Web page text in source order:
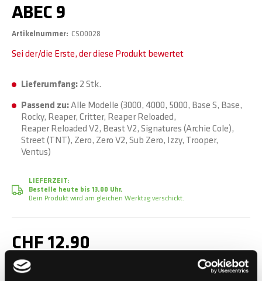
ABEC 9
Artikelnummer CSO0028
Sei der/die Erste, der diese Produkt bewertet
Lieferumfang: 2 Stk.
Passend zu:Alle Modelle (3000, 4000, 5000, Base S, Base,
Rocky, Reaper, Critter, Reaper Reloaded,
Reaper Reloaded V2, Beast V2, Signatures (Archie Cole),
Street (TNT), Zero, Zero V2, Sub Zero, Izzy, Trooper,
Ventus)
LIEFERZEIT:
Bestelle heute bis 13.00 Uhr.
Dein Produkt wird am gleichen Werktag verschickt.
CHF 12.90
Inkl. MwSt.